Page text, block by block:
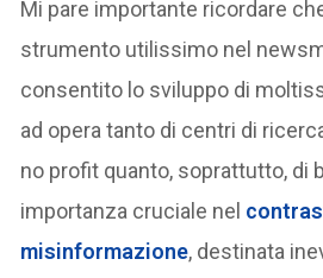
Mi pare importante ricordare
strumento utilissimo nel
consentito lo sviluppo di
ad opera tanto di centri di
no profit quanto, soprattutto, di
importanza cruciale nel
misinformazione, destinata